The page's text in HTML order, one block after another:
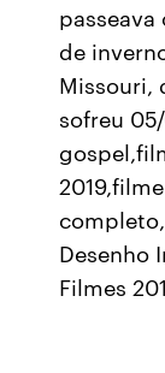
de
Missouri,
sofreu
Desenho
Filmes